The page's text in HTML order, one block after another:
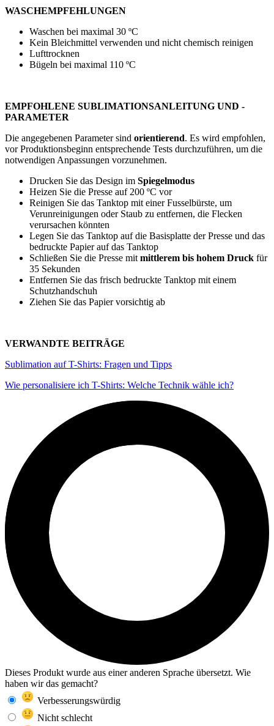
WASCHEMPFEHLUNGEN
Waschen bei maximal 30 ºC
Kein Bleichmittel verwenden und nicht chemisch reinigen
Lufttrocknen
Bügeln bei maximal 110 ºC
EMPFOHLENE SUBLIMATIONSANLEITUNG UND -
PARAMETER
Die angegebenen Parameter sind orientierend. Es wird empfohlen,
vor Produktionsbeginn entsprechende Tests durchzuführen, um die
notwendigen Anpassungen vorzunehmen.
Drucken Sie das Design im Spiegelmodus
Heizen Sie die Presse auf 200 ºC vor
Reinigen Sie das Tanktop mit einer Fusselbürste, um
Verunreinigungen oder Staub zu entfernen, die Flecken
verursachen könnten
Legen Sie das Tanktop auf die Basisplatte der Presse und das
bedruckte Papier auf das Tanktop
Schließen Sie die Presse mit mittlerem bis hohem Druck für
35 Sekunden
Entfernen Sie das frisch bedruckte Tanktop mit einem
Schutzhandschuh
Ziehen Sie das Papier vorsichtig ab
VERWANDTE BEITRÄGE
Sublimation auf T-Shirts: Fragen und Tipps
Wie personalisiere ich T-Shirts: Welche Technik wähle ich?
Dieses Produkt wurde aus einer anderen Sprache übersetzt. Wie
haben wir das gemacht?
Verbesserungswürdig
Nicht schlecht